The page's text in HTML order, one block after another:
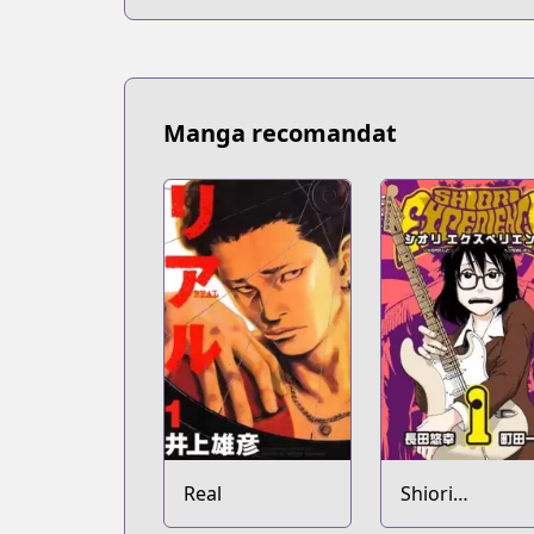
Manga recomandat
Real
Shiori
Experience: